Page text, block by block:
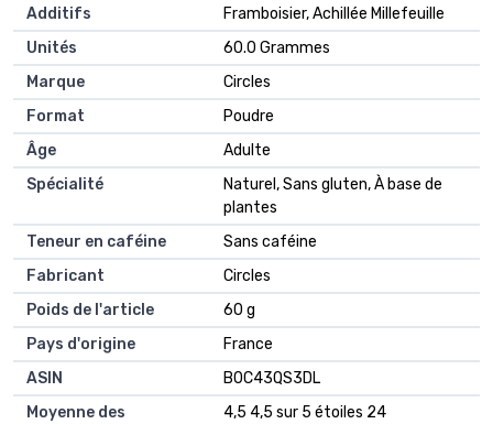
Additifs
‎Framboisier, Achillée Millefeuille
Unités
‎60.0 Grammes
Marque
‎Circles
Format
‎Poudre
Âge
‎Adulte
Spécialité
‎Naturel, Sans gluten, À base de
plantes
Teneur en caféine
‎Sans caféine
Fabricant
‎Circles
Poids de l'article
‎60 g
Pays d'origine
‎France
ASIN
B0C43QS3DL
Moyenne des
4,5 4,5 sur 5 étoiles 24